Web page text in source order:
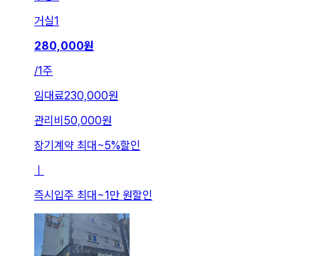
거실1
280,000원
/1주
임대료230,000원
관리비 50,000원
장기계약 최대~5%할인
ㅣ
즉시입주 최대~1만 원할인